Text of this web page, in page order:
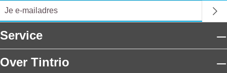
Service
Over Tintrio